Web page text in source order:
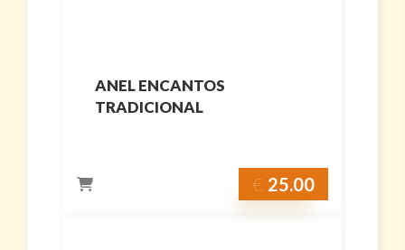
ANEL ENCANTOS
TRADICIONAL
€ 25.00